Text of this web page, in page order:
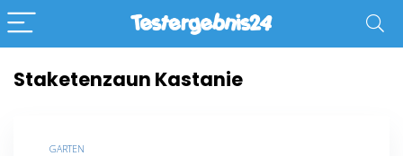
Staketenzaun Kastanie
GARTEN